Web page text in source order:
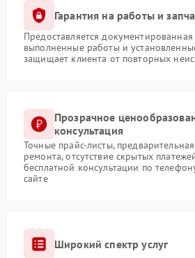
Гарантия на работы и
Предоставляется
выполненные работы и
защищает клиента от повторных
Прозрачное
консультация
Точные прайс-листы,
ремонта, отсутствие скрытых
бесплатной консультации по
сайте
Широкий спектр услуг